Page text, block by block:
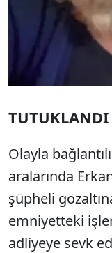
TUTUKLANDI
Olayla
aralarında
şüpheli
emniyetteki
adliyeye sevk